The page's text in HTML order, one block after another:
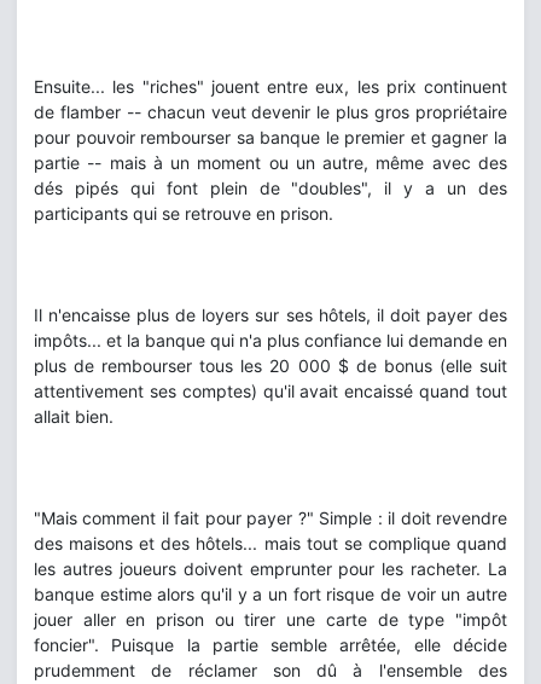
Ensuite... les "riches" jouent entre eux, les prix continuent
de flamber -- chacun veut devenir le plus gros propriétaire
pour pouvoir rembourser sa banque le premier et gagner la
partie -- mais à un moment ou un autre, même avec des
dés pipés qui font plein de "doubles", il y a un des
participants qui se retrouve en prison.
Il n'encaisse plus de loyers sur ses hôtels, il doit payer des
impôts... et la banque qui n'a plus confiance lui demande en
plus de rembourser tous les 20 000 $ de bonus (elle suit
attentivement ses comptes) qu'il avait encaissé quand tout
allait bien.
"Mais comment il fait pour payer ?" Simple : il doit revendre
des maisons et des hôtels... mais tout se complique quand
les autres joueurs doivent emprunter pour les racheter. La
banque estime alors qu'il y a un fort risque de voir un autre
jouer aller en prison ou tirer une carte de type "impôt
foncier". Puisque la partie semble arrêtée, elle décide
prudemment de réclamer son dû à l'ensemble des